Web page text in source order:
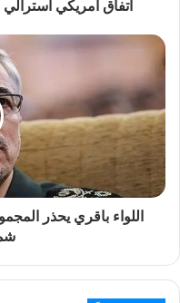
اتفاق أمريكي
اللواء باقري يحذر